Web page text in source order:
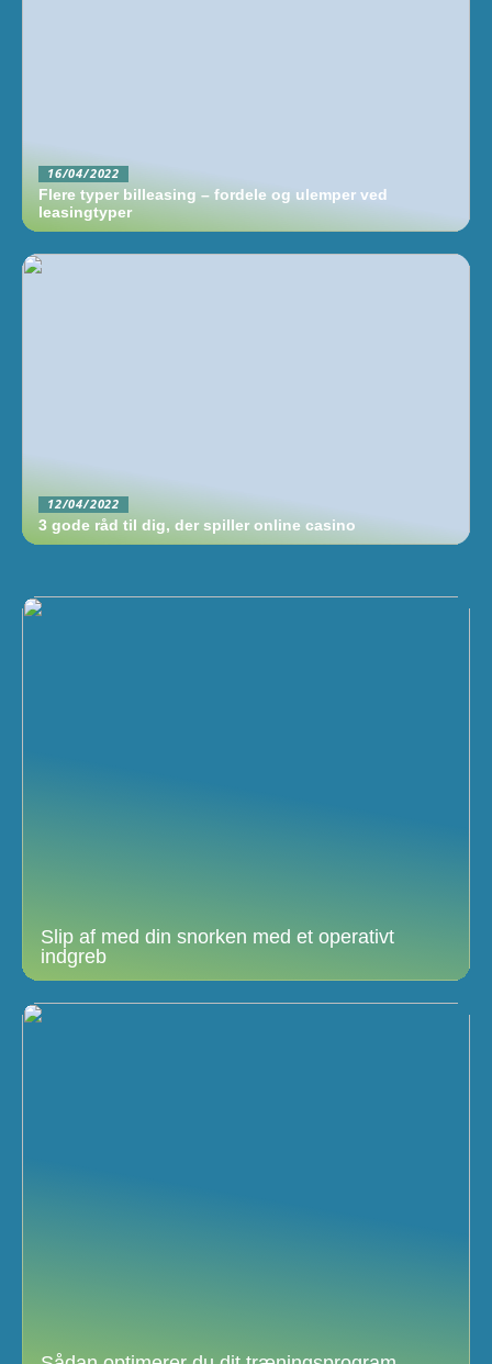
16/04/2022
Flere typer billeasing – fordele og ulemper ved
leasingtyper
12/04/2022
3 gode råd til dig, der spiller online casino
Slip af med din snorken med et operativt
indgreb